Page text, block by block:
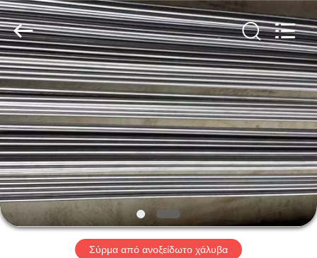
ΣΠΊΤΙ
ΠΡΟΪΌΝΤΑ
ΒΊΝΤΕΟ
ΠΕΡΊΠΟΥ
ΕΜΕΊΣ
Special
Steel
Co.,
Ltd.
All
Rights
Reserved.
Σύρμα από ανοξείδωτο χάλυβα